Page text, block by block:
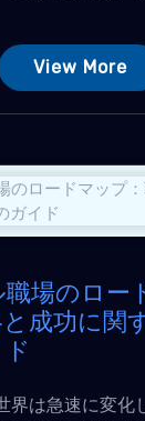
View More
場のロー
成功に関
界は急速に変化